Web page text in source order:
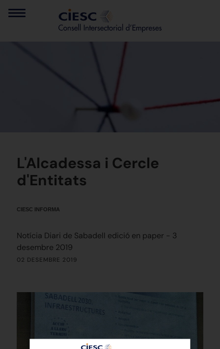
L'Alcadessa i Cercle
d'Entitats
CIESC INFORMA
Notícia Diari de Sabadell edició en paper - 3
desembre 2019
02 DESEMBRE 2019